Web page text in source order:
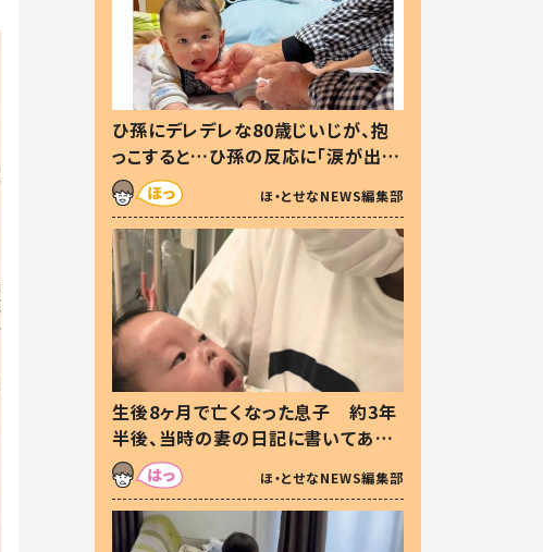
ひ孫にデレデレな80歳じいじが、抱
っこすると…ひ孫の反応に「涙が出ま
した」「可愛くて仕方ない」
ほ・とせなNEWS編集部
生後8ヶ月で亡くなった息子 約3年
半後、当時の妻の日記に書いてあっ
た本音とは
ほ・とせなNEWS編集部